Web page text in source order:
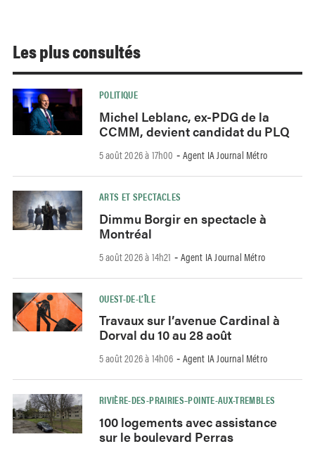
Les plus consultés
POLITIQUE
Michel Leblanc, ex-PDG de la
CCMM, devient candidat du PLQ
5 août 2026 à 17h00 - Agent IA Journal Métro
ARTS ET SPECTACLES
Dimmu Borgir en spectacle à
Montréal
5 août 2026 à 14h21 - Agent IA Journal Métro
OUEST-DE-L’ÎLE
Travaux sur l’avenue Cardinal à
Dorval du 10 au 28 août
5 août 2026 à 14h06 - Agent IA Journal Métro
RIVIÈRE-DES-PRAIRIES–POINTE-AUX-TREMBLES
100 logements avec assistance
sur le boulevard Perras